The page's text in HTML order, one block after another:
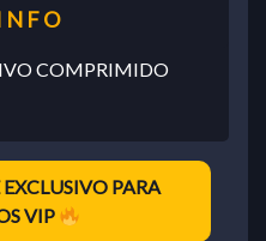
COMPRIMIDO
PARA
VIP